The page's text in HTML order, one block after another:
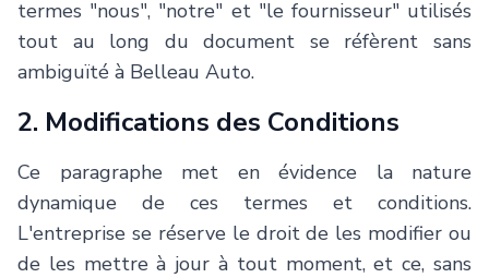
termes "nous", "notre" et "le fournisseur" utilisés
tout au long du document se réfèrent sans
ambiguïté à Belleau Auto.
2. Modifications des Conditions
Ce paragraphe met en évidence la nature
dynamique de ces termes et conditions.
L'entreprise se réserve le droit de les modifier ou
de les mettre à jour à tout moment, et ce, sans